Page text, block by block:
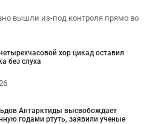
вышли из-под контроля прямо во
хор цикад оставил
без слуха
Антарктиды высвобождает
годами ртуть, заявили ученые